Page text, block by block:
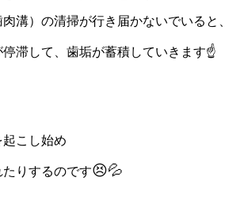
溝）の清掃が行き届かないでいると、
滞して、歯垢が蓄積していきます☝
こし始め
りするのです😣💦